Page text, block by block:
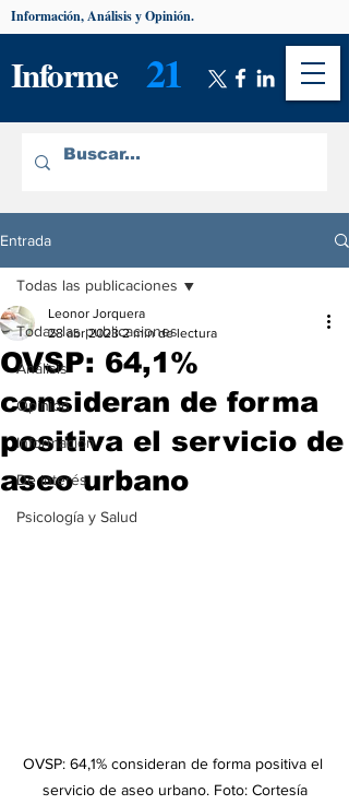
Informe 21
Información, Análisis y Opinión.
Entrada
Todas las publicaciones
Análisis
Opinión
Información
De interés
Psicología y Salud
Todas las publicaciones
OVSP: 64,1%
consideran de forma
positiva el servicio de
aseo urbano
Leonor Jorquera
28 abr 2023 2 min de lectura
OVSP: 64,1% consideran de forma positiva el
servicio de aseo urbano. Foto: Cortesía